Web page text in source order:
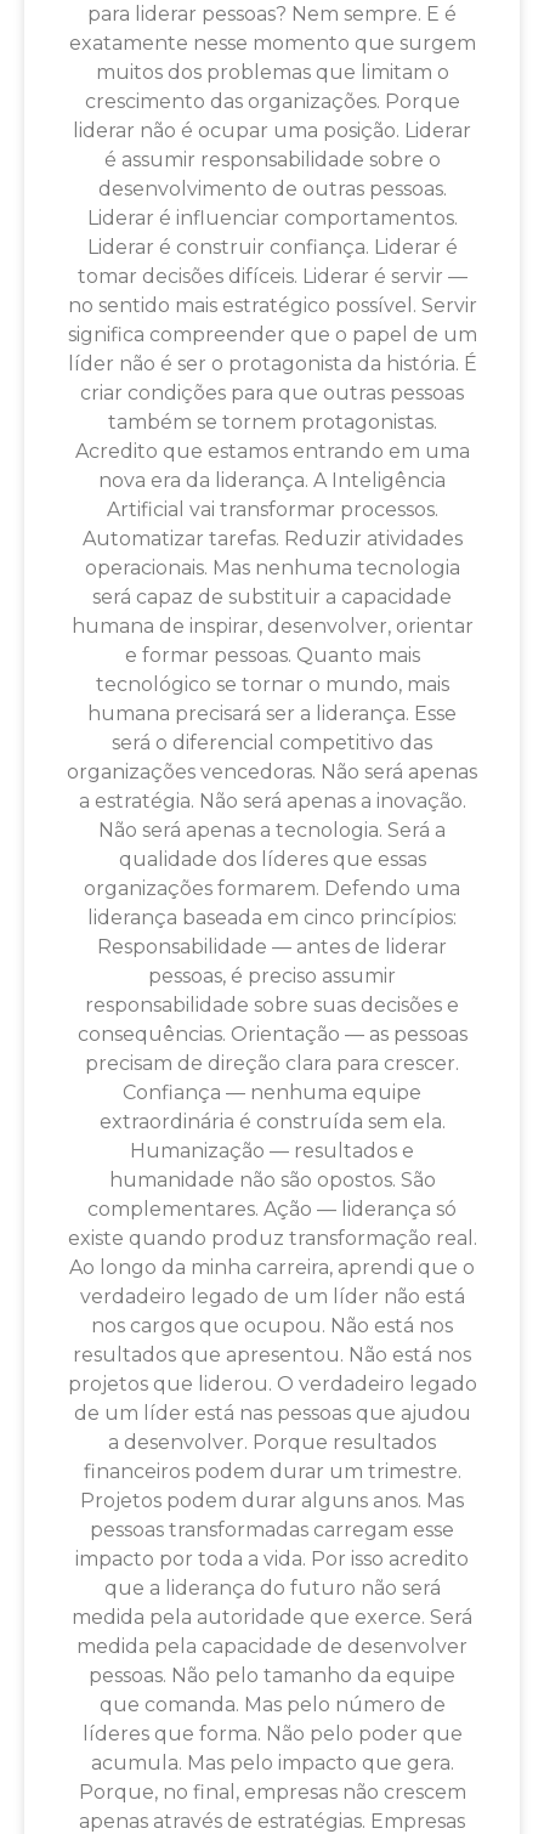
para liderar pessoas? Nem sempre. E é
exatamente nesse momento que surgem
muitos dos problemas que limitam o
crescimento das organizações. Porque
liderar não é ocupar uma posição. Liderar
é assumir responsabilidade sobre o
desenvolvimento de outras pessoas.
Liderar é influenciar comportamentos.
Liderar é construir confiança. Liderar é
tomar decisões difíceis. Liderar é servir —
no sentido mais estratégico possível. Servir
significa compreender que o papel de um
líder não é ser o protagonista da história. É
criar condições para que outras pessoas
também se tornem protagonistas.
Acredito que estamos entrando em uma
nova era da liderança. A Inteligência
Artificial vai transformar processos.
Automatizar tarefas. Reduzir atividades
operacionais. Mas nenhuma tecnologia
será capaz de substituir a capacidade
humana de inspirar, desenvolver, orientar
e formar pessoas. Quanto mais
tecnológico se tornar o mundo, mais
humana precisará ser a liderança. Esse
será o diferencial competitivo das
organizações vencedoras. Não será apenas
a estratégia. Não será apenas a inovação.
Não será apenas a tecnologia. Será a
qualidade dos líderes que essas
organizações formarem. Defendo uma
liderança baseada em cinco princípios:
Responsabilidade — antes de liderar
pessoas, é preciso assumir
responsabilidade sobre suas decisões e
consequências. Orientação — as pessoas
precisam de direção clara para crescer.
Confiança — nenhuma equipe
extraordinária é construída sem ela.
Humanização — resultados e
humanidade não são opostos. São
complementares. Ação — liderança só
existe quando produz transformação real.
Ao longo da minha carreira, aprendi que o
verdadeiro legado de um líder não está
nos cargos que ocupou. Não está nos
resultados que apresentou. Não está nos
projetos que liderou. O verdadeiro legado
de um líder está nas pessoas que ajudou
a desenvolver. Porque resultados
financeiros podem durar um trimestre.
Projetos podem durar alguns anos. Mas
pessoas transformadas carregam esse
impacto por toda a vida. Por isso acredito
que a liderança do futuro não será
medida pela autoridade que exerce. Será
medida pela capacidade de desenvolver
pessoas. Não pelo tamanho da equipe
que comanda. Mas pelo número de
líderes que forma. Não pelo poder que
acumula. Mas pelo impacto que gera.
Porque, no final, empresas não crescem
apenas através de estratégias. Empresas